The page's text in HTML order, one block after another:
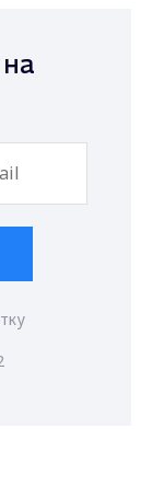
на